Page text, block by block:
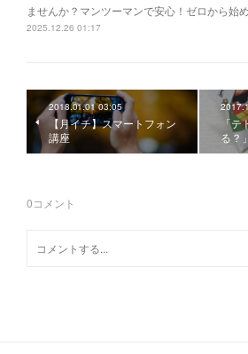
ませんか？マンツーマンで安心！ゼロから始
2025.12.26 01:17
2018.01.01 03:05
【月イチ】スマートフォン
講座
「
る？
0コメント